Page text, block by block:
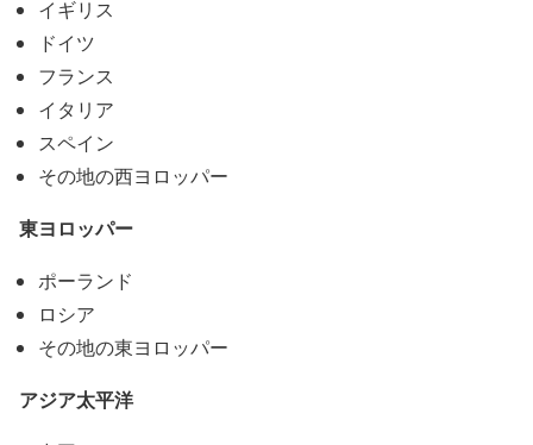
イギリス
ドイツ
フランス
イタリア
スペイン
その地の西ヨロッパー
東ヨロッパー
ポーランド
ロシア
その地の東ヨロッパー
アジア太平洋